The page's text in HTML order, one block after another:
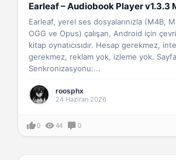
Earleaf – Audiobook Player v1.3.3
Earleaf, yerel ses dosyalarınızla (M4B,
OGG ve Opus) çalışan, Android için
kitap oynatıcısıdır. Hesap gerekmez,
gerekmez, reklam yok, izleme yok. Sayfa
Senkronizasyonu:...
roosphx
24 Haziran 2026
0 44 0